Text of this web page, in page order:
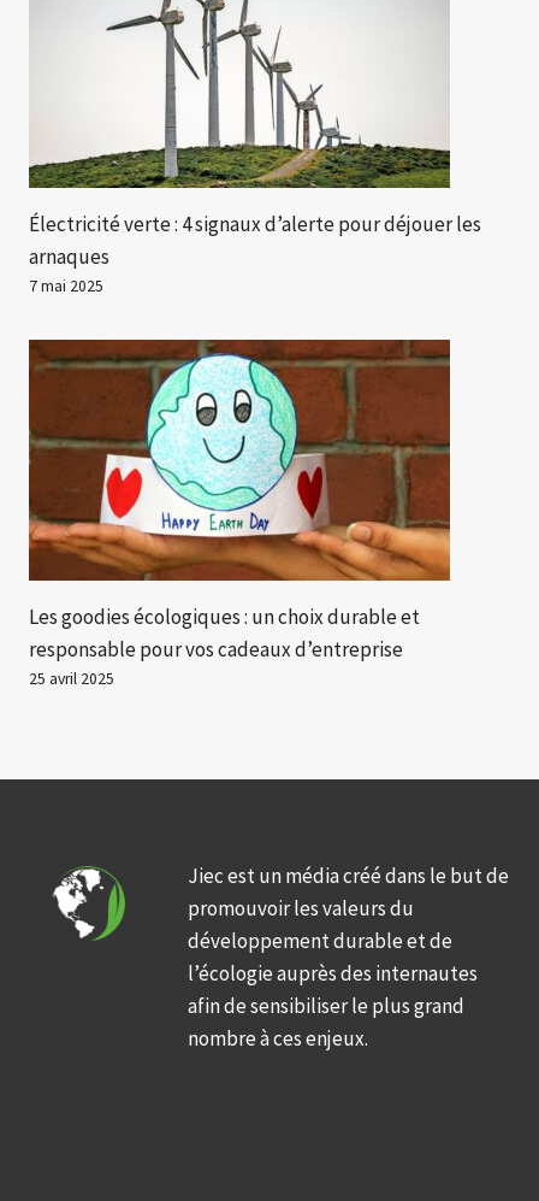
Électricité verte : 4 signaux d’alerte pour déjouer les
arnaques
7 mai 2025
Les goodies écologiques : un choix durable et
responsable pour vos cadeaux d’entreprise
25 avril 2025
Jiec est un média créé dans le but de
promouvoir les valeurs du
développement durable et de
l’écologie auprès des internautes
afin de sensibiliser le plus grand
nombre à ces enjeux.